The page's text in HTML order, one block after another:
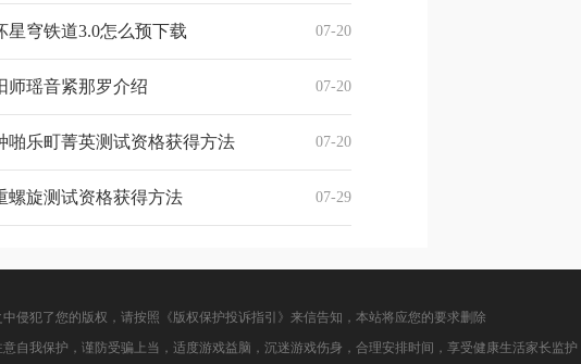
07-20
星穹铁道3.0怎么预下载
07-20
师瑶音紧那罗介绍
07-20
啪乐町菁英测试资格获得方法
07-29
螺旋测试资格获得方法
侵犯了您的版权，请按照《版权保护投诉指引》来信告知，本站将应您的要求删除
自我保护，谨防受骗上当，适度游戏益脑，沉迷游戏伤身，合理安排时间，享受健康生活家长监护